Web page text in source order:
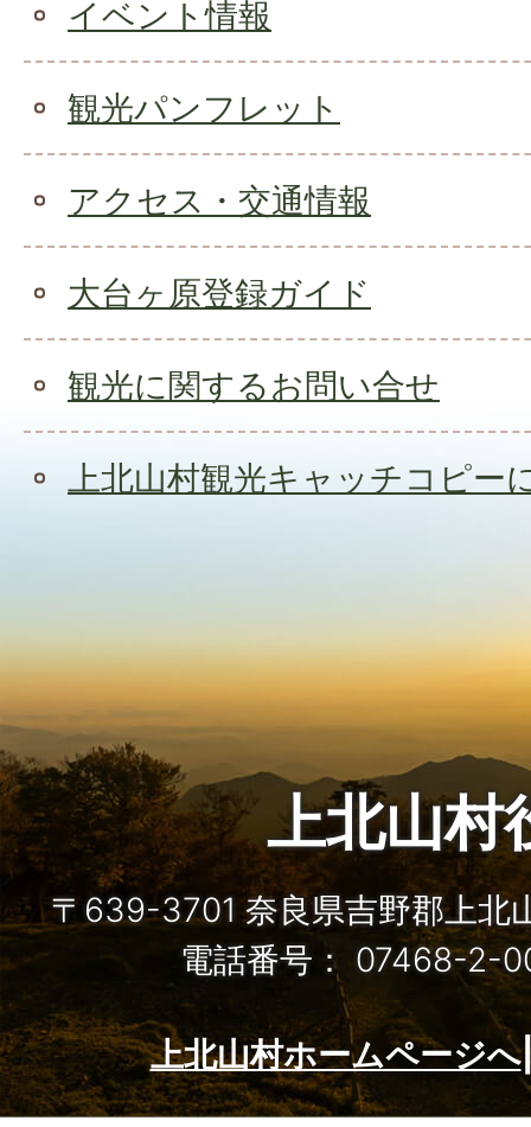
イベント情報
観光パンフレット
アクセス・交通情報
大台ヶ原登録ガイド
観光に関するお問い合せ
上北山村観光キャッチコピー
上北山村
〒639-3701 奈良県吉野郡上北
電話番号： 07468-2-
上北山村ホームページへ